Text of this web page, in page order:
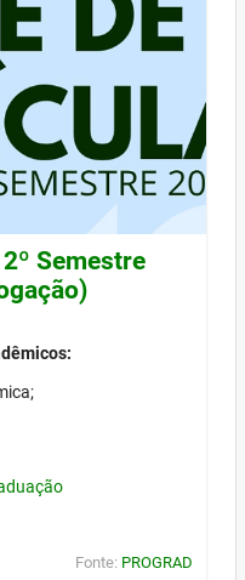
Semestre
Fonte: PROGRAD